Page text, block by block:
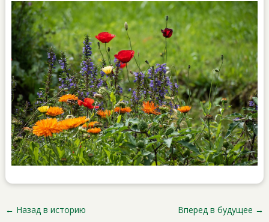
← Назад в историю Вперед в будущее →